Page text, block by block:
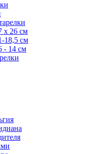
х 26 см
18,5 см
- 14 см